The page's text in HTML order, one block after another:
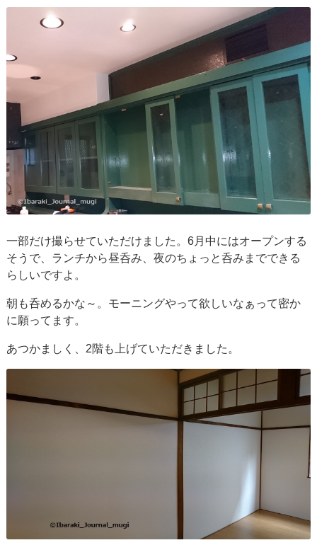
一部だけ撮らせていただけました。6月中にはオープンする
そうで、ランチから昼呑み、夜のちょっと呑みまでできる
らしいですよ。
朝も呑めるかな～。モーニングやって欲しいなぁって密か
に願ってます。
あつかましく、2階も上げていただきました。